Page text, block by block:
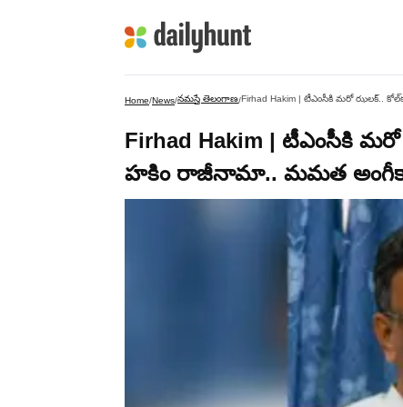
Home/News/నమస్తే తెలంగాణ/Firhad Hakim | టీఎంసీకి మరో
Firhad Hakim | టీఎంసీకి
హకిం రాజీనామా.. మమత